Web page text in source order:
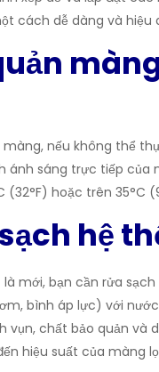
cách dễ dàng và hiệu
màng, nếu không thể
ánh sáng trực tiếp của
(32°F) hoặc trên 35°C
hệ
là mới, bạn cần rửa
bình áp lực) với
vụn, chất bảo quản và
hiệu suất của màng